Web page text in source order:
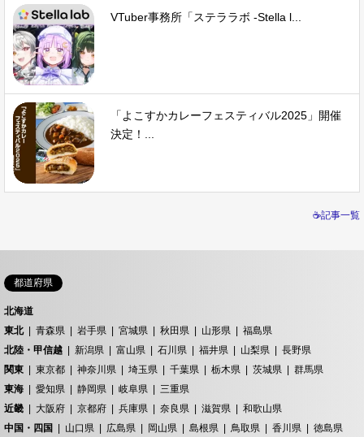
VTuber事務所「ステララボ -Stella l...
「よこすかカレーフェスティバル2025」開催
決定！...
☕記事一覧
都道府県
北海道
東北
青森県 岩手県 宮城県 秋田県 山形県
福島県
北陸・甲信越
新潟県 富山県 石川県 福井県 山梨県
長野県
関東
東京都 神奈川県 埼玉県 千葉県 栃木県 茨城県
群馬県
東海
愛知県 静岡県 岐阜県
三重県
近畿
大阪府 京都府 兵庫県 奈良県 滋賀県
和歌山県
中国・四国
山口県 広島県 岡山県 島根県 鳥取県 香川県
徳島県